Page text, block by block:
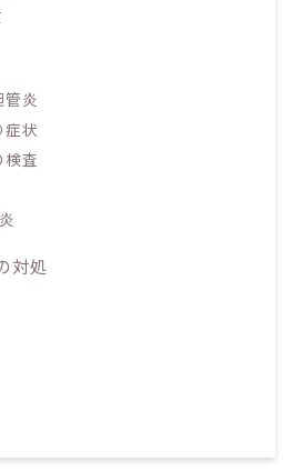
管炎
状
検査
対処